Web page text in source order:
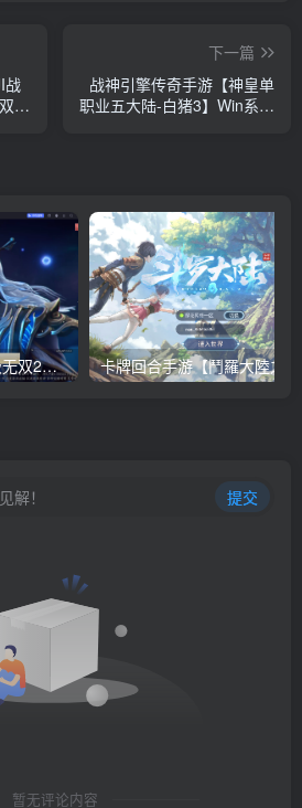
战
端
下一篇
战神引擎传奇手游【神皇单
职业五大陆-白猪3】Win系复
3D动作ARPG手游【极无双2觉醒卧龙列传版】Linux手工服务端+CDK授权后台+热更APK+安卓苹果双端+详细搭建教程
解！ 提交
暂无评论内容